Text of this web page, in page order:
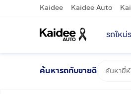
Kaidee Kaidee Auto
รถใหม่
ค้นหารถกับขายดี